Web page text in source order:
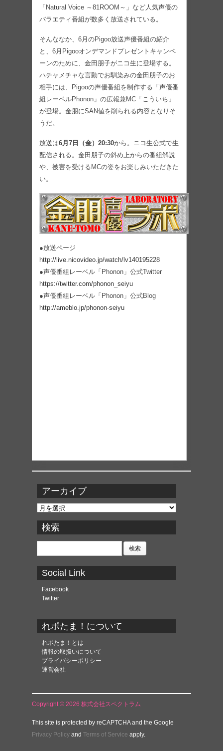
「Natural Voice ～81ROOM～」など人気声優の
バラエティ番組が数多く放送されている。
そんななか、6月のPigoo放送声優番組の紹介
と、6月Pigooオンデマンドプレゼントキャンペ
ーンのために、金田朋子がニコ生に登場する。
ハチャメチャな言動でお馴染みの金田朋子のお
相手には、Pigooの声優番組を制作する「声優番
組レーベルPhonon」の広報兼MC「こういち」
が登場。金朋にSAN値を削られる内容となりそ
うだ。
放送は6月7日（金）20:30から。ニコ生公式で生
配信される。金田朋子の斜め上からの番組解説
や、被害を受けるMCの姿をお楽しみいただきた
い。
●放送ページ
http://live.nicovideo.jp/watch/lv140195228
●声優番組レーベル「Phonon」公式Twitter
https://twitter.com/phonon_seiyu
●声優番組レーベル「Phonon」公式Blog
http://ameblo.jp/phonon-seiyu
アーカイブ
ア
カ
イ
ブ
検索
検
Social Link
Facebook
Twitter
れポたま！について
れポたま！とは
情報の取扱いについて
プライバシーポリシー
運営会社
Copyright © 2026 株式会社スペクトラム
This site is protected by reCAPTCHA and the Google
Privacy Policy and Terms of Service apply.